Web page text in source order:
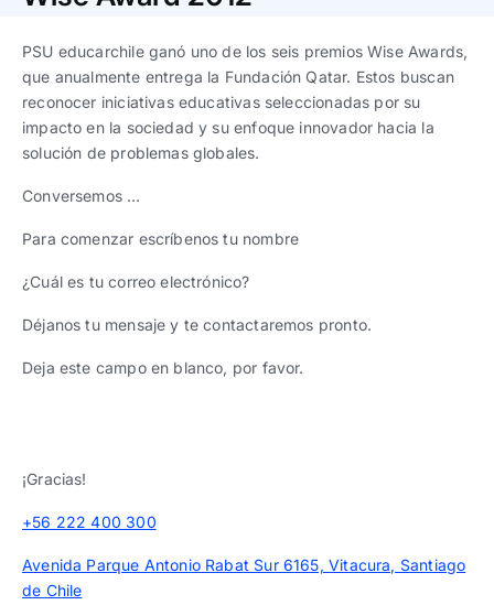
Trabaja con nosotros
Ver todo
Español|English
Ver todas
Ver todas
Ver todos
Español|English
Español| English
Español| English
PSU educarchile ganó uno de los seis premios Wise Awards,
que anualmente entrega la Fundación Qatar. Estos buscan
reconocer iniciativas educativas seleccionadas por su
impacto en la sociedad y su enfoque innovador hacia la
solución de problemas globales.
Conversemos …
Para comenzar escríbenos tu nombre
¿Cuál es tu correo electrónico?
Déjanos tu mensaje y te contactaremos pronto.
Deja este campo en blanco, por favor.
¡Gracias!
+56 222 400 300
Avenida Parque Antonio Rabat Sur 6165, Vitacura, Santiago
de Chile